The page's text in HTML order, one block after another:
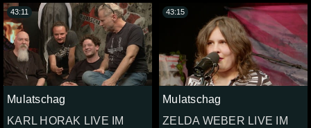
Mulatschag
KARL HORAK LIVE IM
43:11
Mulatschag
ZELDA WEBER LIVE IM
43:15